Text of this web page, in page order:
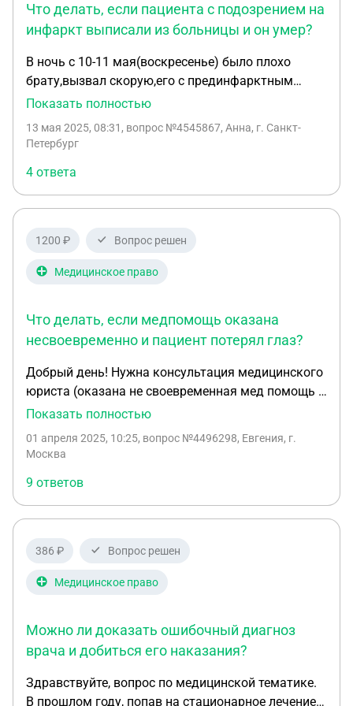
острым, потому что может возникнуть внезапно,
но предвестники окс у него были и он обратился в
привело к смерти. Как мне опровергнуть данную
смэ?
Что делать, если пациента с подозрением на
инфаркт выписали из больницы и он умер?
В ночь с 10-11 мая(воскресенье) было плохо
брату,вызвал скорую,его с прединфарктным
забрали в больницу с острой болью в груди и с
,только сбили давление и домой отпустили ,не
07:00 и его отпустили домой. В воскресенье был
дома в понедельник к врачу собирался
идти.Утром 12 мая он умер. Считаю что тут есть
Что делать,как наказать виновных,чтобы другие
люди не пострадали.
Показать полностью
13 мая 2025, 08:31 , вопрос №4545867, Анна, г. Санкт-
Петербург
4 ответа
1200 ₽ Вопрос решен
Медицинское право
Что делать, если медпомощь оказана
несвоевременно и пациент потерял глаз?
Добрый день! Нужна консультация медицинского
юриста (оказана не своевременная мед помощь в
больнице, а также не компетентная, в результате
жалоба от пациента и ответы от прокуратуры и
дальше двигаться, т.к. мы уверены, что
своевременно оказанная помощь позволила бы
спасти зрение.
Показать полностью
01 апреля 2025, 10:25, вопрос №4496298, Евгения, г.
Москва
9 ответов
386 ₽ Вопрос решен
Медицинское право
Можно ли доказать ошибочный диагноз
врача и добиться его наказания?
Здравствуйте, вопрос по медицинской тематике.
В прошлом году, попав на стационарное лечение